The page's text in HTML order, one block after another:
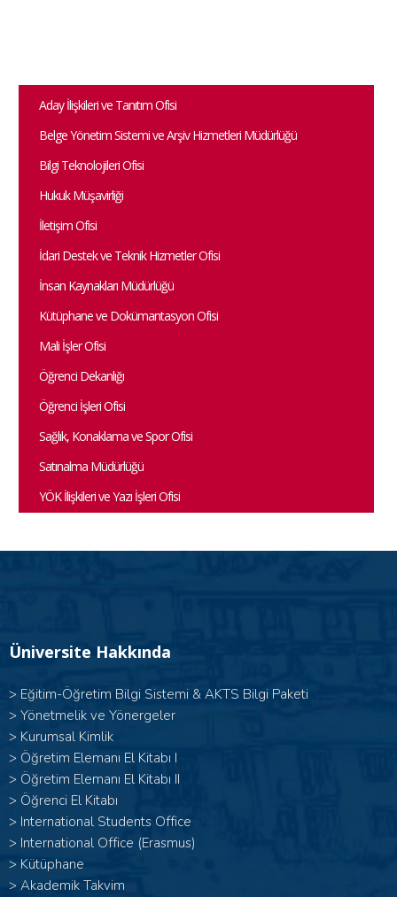
Aday İlişkileri ve Tanıtım Ofisi
Belge Yönetim Sistemi ve Arşiv Hizmetleri Müdürlüğü
Bilgi Teknolojileri Ofisi
Hukuk Müşavirliği
İletişim Ofisi
İdari Destek ve Teknik Hizmetler Ofisi
İnsan Kaynakları Müdürlüğü
Kütüphane ve Dokümantasyon Ofisi
Mali İşler Ofisi
Öğrenci Dekanlığı
Öğrenci İşleri Ofisi
Sağlık, Konaklama ve Spor Ofisi
Satınalma Müdürlüğü
YÖK İlişkileri ve Yazı İşleri Ofisi
Üniversite Hakkında
> Eğitim-Öğretim Bilgi Sistemi & AKTS Bilgi Paketi
> Yönetmelik ve Yönergeler
> Kurumsal Kimlik
> Öğretim Elemanı El Kitabı I
> Öğretim Elemanı El Kitabı II
> Öğrenci El Kitabı
> International Students Office
> International Office (Erasmus)
> Kütüphane
> Akademik Takvim